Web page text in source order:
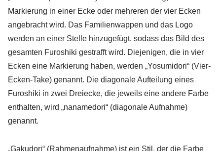
Markierung in einer Ecke oder mehreren der vier Ecken
angebracht wird. Das Familienwappen und das Logo
werden an einer Stelle hinzugefügt, sodass das Bild des
gesamten Furoshiki gestrafft wird. Diejenigen, die in vier
Ecken eine Markierung haben, werden „Yosumidori“ (Vier-
Ecken-Take) genannt. Die diagonale Aufteilung eines
Furoshiki in zwei Dreiecke, die jeweils eine andere Farbe
enthalten, wird „nanamedori“ (diagonale Aufnahme)
genannt.
„Gakudori“ (Rahmenaufnahme) ist ein Stil, der die Farbe